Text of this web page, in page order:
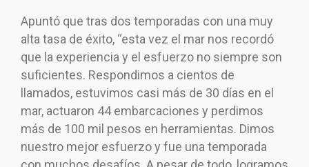
Apuntó que tras dos temporadas con una muy
alta tasa de éxito, “esta vez el mar nos recordó
que la experiencia y el esfuerzo no siempre son
suficientes. Respondimos a cientos de
llamados, estuvimos casi más de 30 días en el
mar, actuaron 44 embarcaciones y perdimos
más de 100 mil pesos en herramientas. Dimos
nuestro mejor esfuerzo y fue una temporada